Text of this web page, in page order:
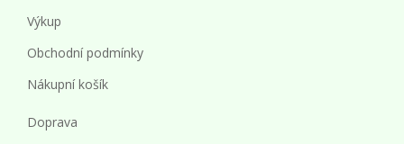
Výkup
Obchodní podmínky
Nákupní košík
Doprava